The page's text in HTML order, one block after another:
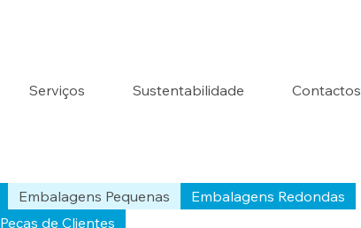
Serviços Sustentabilidade Contactos
Embalagens Pequenas
Embalagens Redondas
Peças de Clientes